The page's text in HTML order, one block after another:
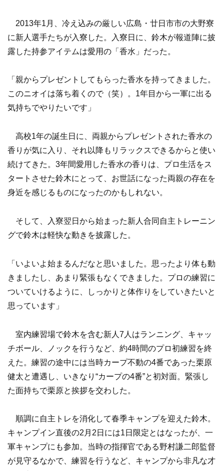
2013年1月、冷え込みの厳しい広島・廿日市市の大野寮
に新人選手たちが入寮した。入寮日に、鈴木が報道陣に披
露した持参アイテムは愛用の「香水」だった。
「親からプレゼントしてもらった香水を持ってきました。
このニオイは落ち着くので（笑）。1年目から一軍に出る
気持ちでやりたいです」
高校1年の誕生日に、両親からプレゼントされた香水の
香りが気に入り、それ以降もリラックスできるからと使い
続けてきた。3年間愛用した香水の香りは、プロ生活をス
タートさせた鈴木にとって、お世話になった両親の存在を
身近を感じるものになったのかもしれない。
そして、入寮翌日から始まった新人合同自主トレーニン
グで鈴木は軽快な動きを披露した。
「いよいよ始まるんだなと思いました。思ったより体も動
きましたし、あまり緊張もなくできました。プロの練習に
ついていけるように、しっかりと体作りをしていきたいと
思っています」
室内練習場で鈴木を含む新人7人はランニング、キャッ
チボール、ノックを行うなど、約4時間のプロ初練習を終
えた。練習の途中には当時カープ不動の4番であった栗原
健太と遭遇し、いきなり“カープの4番”と初対面。緊張し
た面持ちで栗原と挨拶を交わした。
順調に自主トレを消化して春季キャンプを迎えた鈴木。
キャンプイン直後の2月2日には1日限定とはなったが、一
軍キャンプにも参加。当時の指揮官である野村謙二郎監督
が見守るなかで、練習を行うなど、キャンプから非凡な才